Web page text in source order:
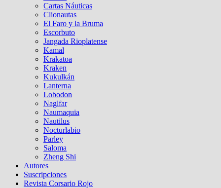
Cartas Náuticas
Clionautas
El Faro y la Bruma
Escorbuto
Jangada Rioplatense
Kamal
Krakatoa
Kraken
Kukulkán
Lanterna
Lobodon
Naglfar
Naumaquia
Nautilus
Nocturlabio
Parley
Saloma
Zheng Shi
Autores
Suscripciones
Revista Corsario Rojo